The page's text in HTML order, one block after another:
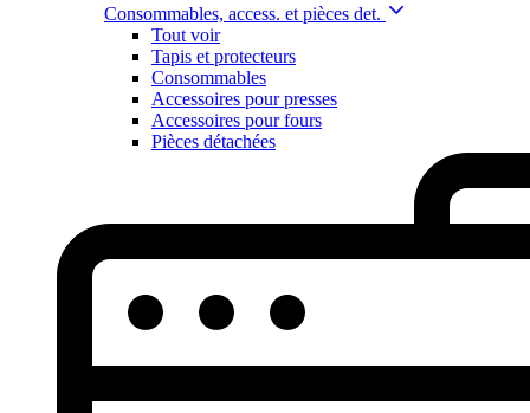
Consommables, access. et pièces det.
Tout voir
Tapis et protecteurs
Consommables
Accessoires pour presses
Accessoires pour fours
Pièces détachées